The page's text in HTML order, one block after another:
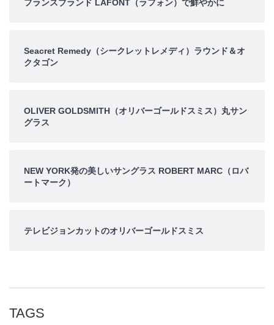
フランスブランド LAFONT（ラフォン）で鮮やかに
Seacret Remedy（シークレットレメディ）ラウンド＆オ
クタゴン
OLIVER GOLDSMITH（オリバーゴールドスミス）丸サン
グラス
NEW YORK発の美しいサングラス ROBERT MARC（ロバ
ートマーク）
テレビジョンカットのオリバーゴールドスミス
TAGS